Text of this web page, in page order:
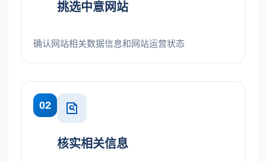
挑选中意网站
确认网站相关数据信息和网站运营状态
02
核实相关信息